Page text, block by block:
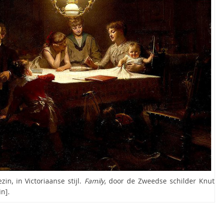
in Victoriaanse stijl. Family, door de Zweedse schilder Knut